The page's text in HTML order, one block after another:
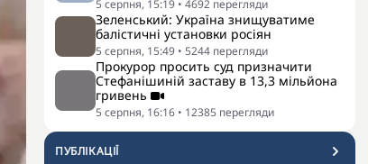
5 серпня, 15:19 • 4692 перегляди
Зеленський: Україна знищуватиме
балістичні установки росіян
5 серпня, 15:49 • 5244 перегляди
Прокурор просить суд призначити
Стефанішиній заставу в 13,3 мільйона
гривень
5 серпня, 16:16 • 12385 перегляди
ПУБЛІКАЦІЇ